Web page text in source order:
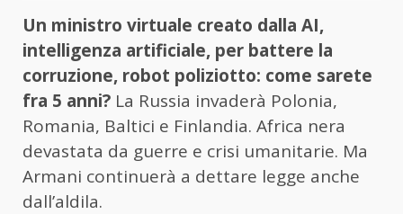
Un ministro virtuale creato dalla AI,
intelligenza artificiale, per battere la
corruzione, robot poliziotto: come sarete
fra 5 anni? La Russia invaderà Polonia,
Romania, Baltici e Finlandia. Africa nera
devastata da guerre e crisi umanitarie. Ma
Armani continuerà a dettare legge anche
dall’aldila.